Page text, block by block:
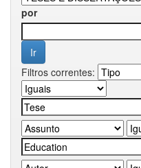
por
Filtros correntes: